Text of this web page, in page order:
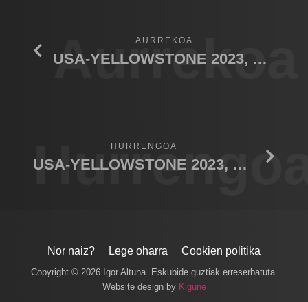
Aurrekoa
AURREKOA
USA-YELLOWSTONE 2023, Coyote and swan
HURRENGOA
USA-YELLOWSTONE 2023, Trumpeter Swan
Nor naiz? Lege oharra Cookien politika
Copyright © 2026 Igor Altuna. Eskubide guztiak erreserbatuta.
Website design by Kigune